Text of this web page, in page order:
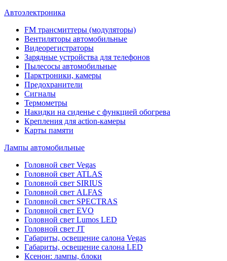
Автоэлектроника
FM трансмиттеры (модуляторы)
Вентиляторы автомобильные
Видеорегистраторы
Зарядные устройства для телефонов
Пылесосы автомобильные
Парктроники, камеры
Предохранители
Сигналы
Термометры
Накидки на сиденье с функцией обогрева
Крепления для action-камеры
Карты памяти
Лампы автомобильные
Головной свет Vegas
Головной свет ATLAS
Головной свет SIRIUS
Головной свет ALFAS
Головной свет SPECTRAS
Головной свет EVO
Головной свет Lumos LED
Головной свет JT
Габариты, освещение салона Vegas
Габариты, освещение салона LED
Ксенон: лампы, блоки